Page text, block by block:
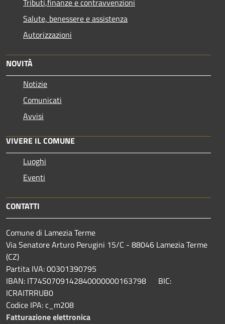
Tributi,finanze e contravvenzioni
Salute, benessere e assistenza
Autorizzazioni
NOVITÀ
Notizie
Comunicati
Avvisi
VIVERE IL COMUNE
Luoghi
Eventi
CONTATTI
Comune di Lamezia Terme
Via Senatore Arturo Perugini 15/C - 88046 Lamezia Terme
(CZ)
Partita IVA: 00301390795
IBAN: IT74S0709142840000000163798 BIC:
ICRAITRRUB0
Codice IPA: c_m208
Fatturazione elettronica